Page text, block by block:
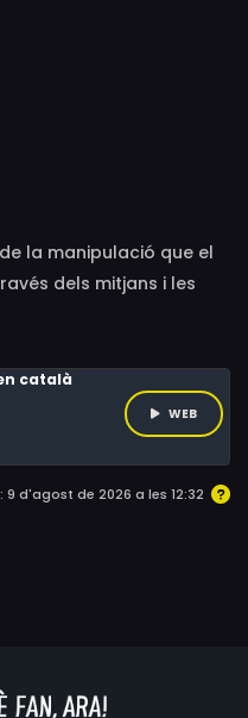
la manipulació que el
dels mitjans i les
uns grans referents,
el coronavirus i la
català
WEB
d'agost de 2026 a les 12:32